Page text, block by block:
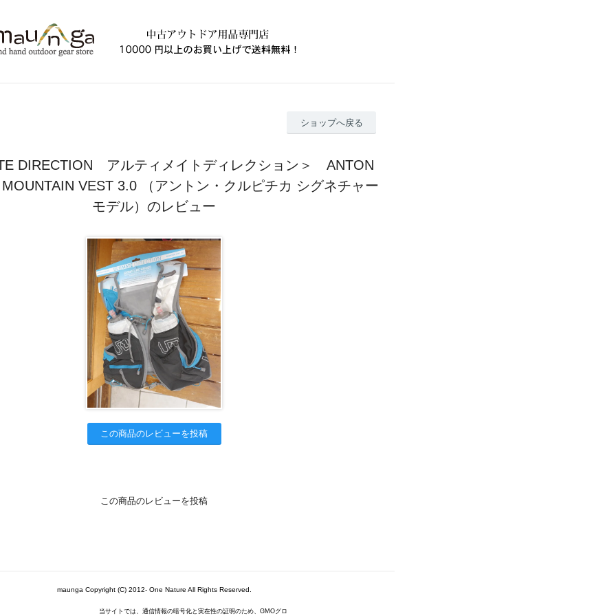
ショップへ戻る
DIRECTION アルティメイトディレクション＞ ANTON
VEST 3.0 （アントン・クルピチカ シグネチャー
モデル）のレビュー
この商品のレビューを投稿
この商品のレビューを投稿
maunga Copyright (C) 2012- One Nature All Rights Reserved.
当サイトでは、通信情報の暗号化と実在性の証明のため、GMOグロ